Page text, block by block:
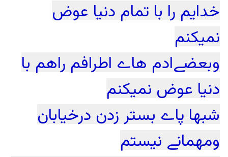
خدایم را با تمام دنیا عوض
نمیکنم
وبعضےادم هاے اطرافم راهم با
دنیا عوض نمیکنم
شبها پاے بستر زدن درخیابان
ومهمانے نیستم